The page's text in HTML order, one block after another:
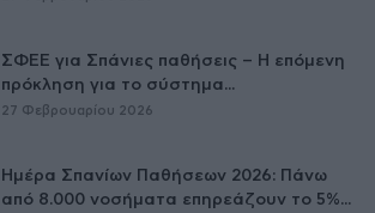
ΣΦΕΕ για Σπάνιες παθήσεις – Η επόμενη
πρόκληση για το σύστημα...
27 Φεβρουαρίου 2026
Ημέρα Σπανίων Παθήσεων 2026: Πάνω
από 8.000 νοσήματα επηρεάζουν το 5%...